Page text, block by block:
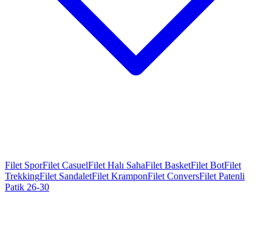
Filet SporFilet CasuelFilet Halı SahaFilet BasketFilet BotFilet
TrekkingFilet SandaletFilet KramponFilet ConversFilet Patenli
Patik 26-30